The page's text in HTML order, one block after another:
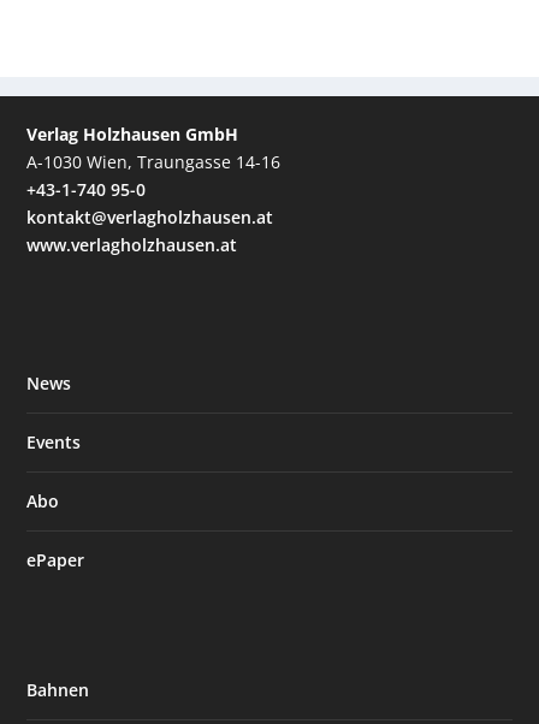
Verlag Holzhausen GmbH
A-1030 Wien, Traungasse 14-16
+43-1-740 95-0
kontakt@verlagholzhausen.at
www.verlagholzhausen.at
News
Events
Abo
ePaper
Bahnen